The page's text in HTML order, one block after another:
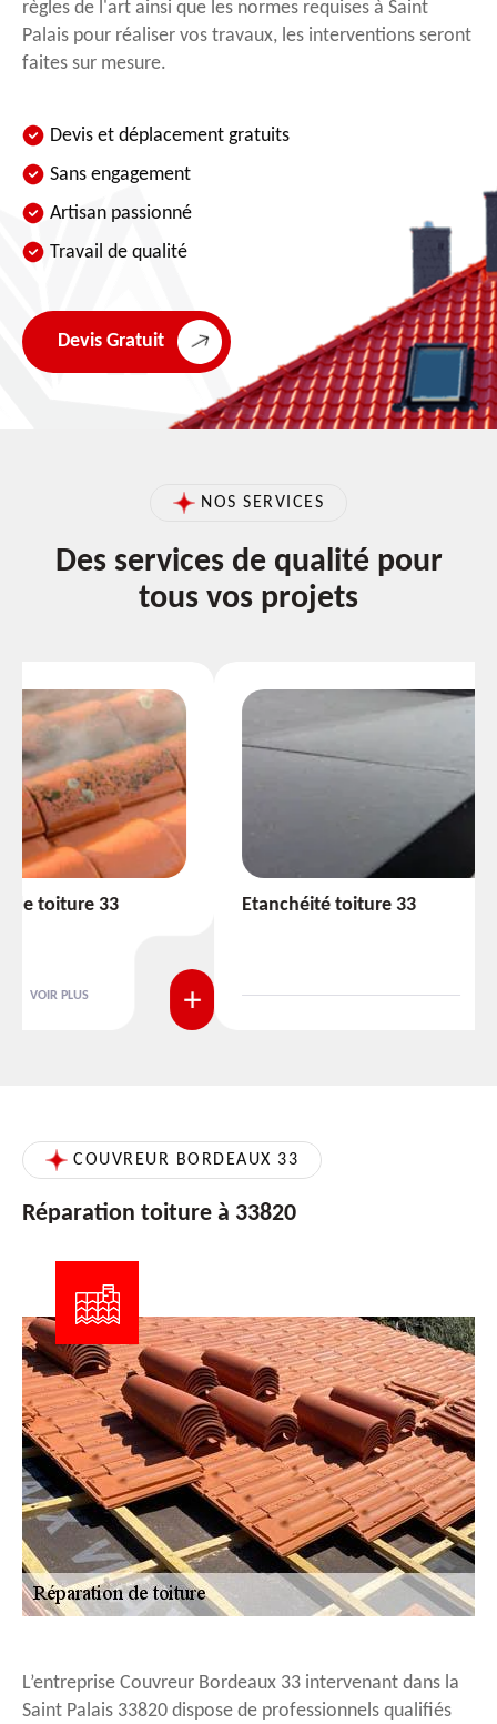
règles de l'art ainsi que les normes requises à Saint
Palais pour réaliser vos travaux, les interventions seront
faites sur mesure.
Devis et déplacement gratuits
Sans engagement
Artisan passionné
Travail de qualité
Devis Gratuit
NOS SERVICES
Des services de qualité pour
tous vos projets
Etanchéité toiture 33
VOIR PLUS
COUVREUR BORDEAUX 33
Réparation toiture à 33820
L’entreprise Couvreur Bordeaux 33 intervenant dans la
Saint Palais 33820 dispose de professionnels qualifiés